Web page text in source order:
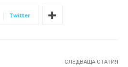
Twitter
СЛЕДВАЩА СТАТИЯ